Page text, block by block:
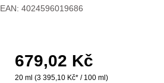
EAN: 4024596019686
Běžná cena:
679,02 Kč
20 ml (3 395,10 Kč* / 100 ml)